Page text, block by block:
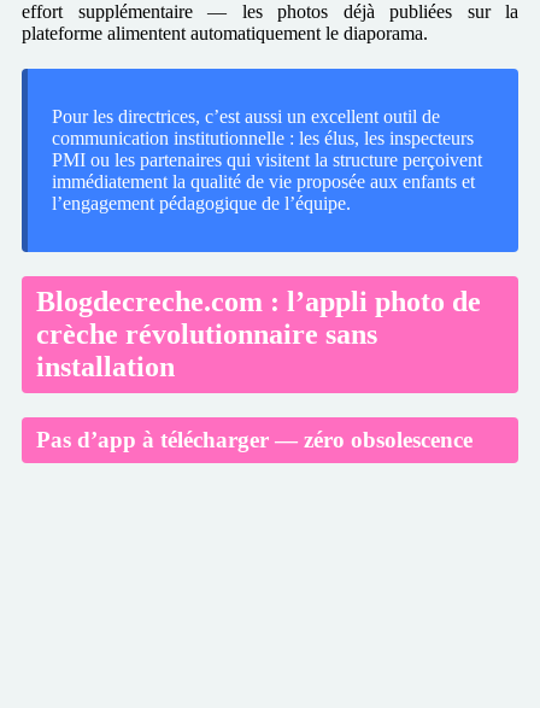
effort supplémentaire — les photos déjà publiées sur la
plateforme alimentent automatiquement le diaporama.
Pour les directrices, c’est aussi un excellent outil de
communication institutionnelle : les élus, les inspecteurs
PMI ou les partenaires qui visitent la structure perçoivent
immédiatement la qualité de vie proposée aux enfants et
l’engagement pédagogique de l’équipe.
Blogdecreche.com : l’appli photo de
crèche révolutionnaire sans
installation
Pas d’app à télécharger — zéro obsolescence